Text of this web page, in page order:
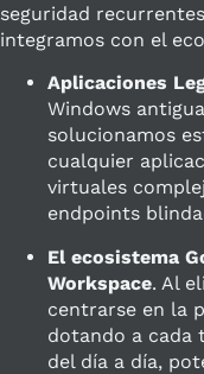
seguridad
integramos con el
Aplicaciones
Windows
solucionamos
cualquier
virtuales
endpoints
El ecosistema
Workspace. Al
centrarse en la
dotando a cada
del día a día,